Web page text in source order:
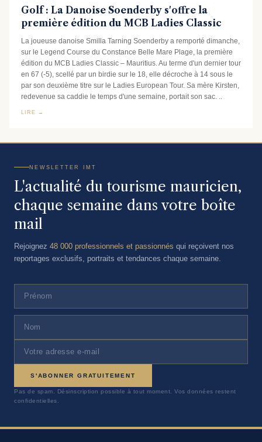
Golf : La Danoise Soenderby s'offre la
première édition du MCB Ladies Classic
La joueuse danoise Smilla Tarning Soenderby a remporté dimanche,
sur le Legend Course du Constance Belle Mare Plage, la première
édition du MCB Ladies Classic – Mauritius. Au terme d'un dernier tour
en 67 (-5), scellé par un birdie sur le 18, elle décroche à 14 sous le
par son deuxième titre sur le Ladies European Tour. Sa mère Kirsten,
redevenue sa caddie le temps d'une semaine, portait son sac. ..
LIRE →
NEWSLETTER IMT
L'actualité du tourisme mauricien,
chaque semaine dans votre boîte
mail
Rejoignez 48 000 professionnels et passionnés qui reçoivent nos
reportages exclusifs, portraits et tendances chaque semaine.
S'ABONNER GRATUITEMENT
Pas de spam. Désinscription possible à tout moment. Vos données restent
confidentielles.